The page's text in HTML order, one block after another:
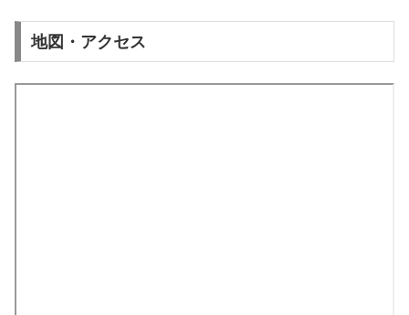
地図・アクセス